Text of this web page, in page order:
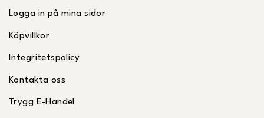
Logga in på mina sidor
Köpvillkor
Integritetspolicy
Kontakta oss
Trygg E-Handel